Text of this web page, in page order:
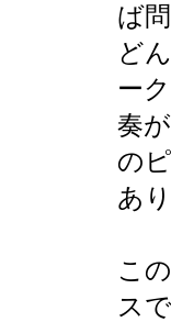
ば
ど
ー
奏
の
あ
こ
ス